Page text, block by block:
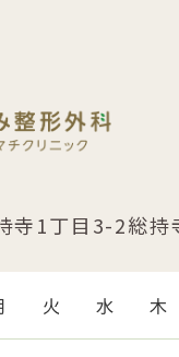
寺1丁目3-2総持